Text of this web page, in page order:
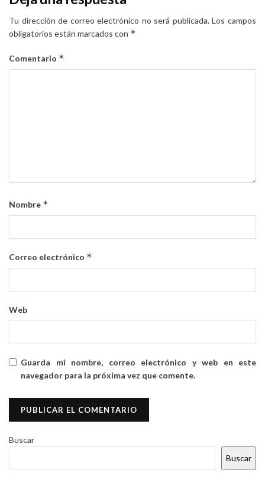
Tu dirección de correo electrónico no será publicada. Los campos
obligatorios están marcados con *
Comentario *
Nombre *
Correo electrónico *
Web
Guarda mi nombre, correo electrónico y web en este
navegador para la próxima vez que comente.
Buscar
Buscar